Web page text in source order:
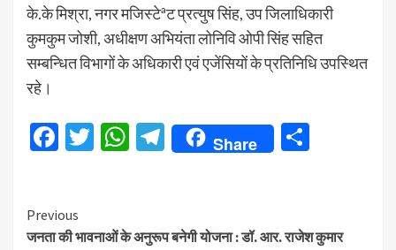
के.के मिश्रा, नगर मजिस्टेªट प्रत्युष सिंह, उप जिलाधिकारी
कुमकुम जोशी, अधीक्षण अभियंता लोनिवि ओपी सिंह सहित
सम्बन्धित विभागों के अधिकारी एवं एजेंसियों के प्रतिनिधि उपस्थित
रहे।
Facebook
Twitter
WhatsApp
Telegram
Share
Continue
Previous
जनता की भावनाओं के अनुरूप बनेगी योजना : डॉ. आर. राजेश कुमार